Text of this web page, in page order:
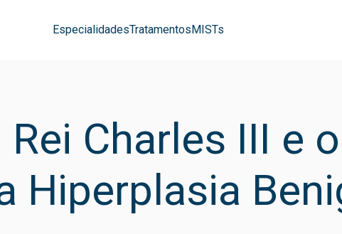
EspecialidadesTratamentosMISTs
Charles III e
Hiperplasia